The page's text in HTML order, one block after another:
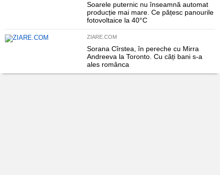
Soarele puternic nu înseamnă automat
producție mai mare. Ce pățesc panourile
fotovoltaice la 40°C
ZIARE.COM
Sorana Cîrstea, în pereche cu Mirra
Andreeva la Toronto. Cu câți bani s-a
ales românca